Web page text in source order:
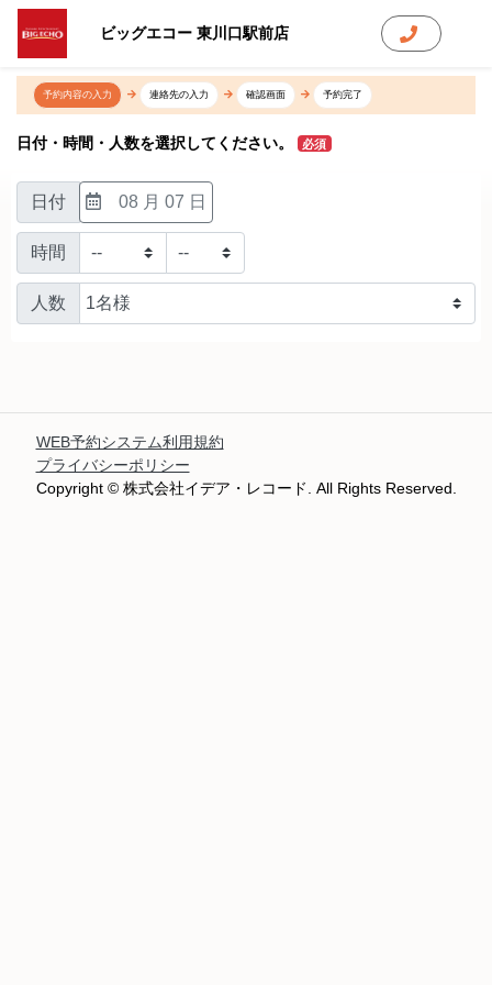
ビッグエコー 東川口駅前店
予約内容の入力 連絡先の入力 確認画面 予約完了
日付・時間・人数を選択してください。 必須
日付 08 月 07 日
時間
人数
WEB予約システム利用規約
プライバシーポリシー
Copyright © 株式会社イデア・レコード. All Rights Reserved.